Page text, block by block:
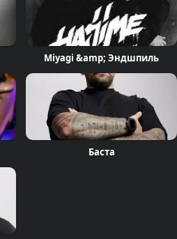
Miyagi &amp; Эндшпиль
Баста